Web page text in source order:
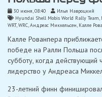
30 июня, 08:40
Илья Навроцкий
Hyundai Shell Mobis World Rally Team,
WRT,WRC,Андреас Миккельсен, Калле
Калле Рованпера
победе на Ралли Польша
субботу, когда действующий
лидерство у Андреаса
23-летний финн